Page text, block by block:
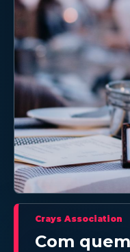
Crays Association
Com